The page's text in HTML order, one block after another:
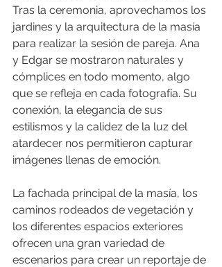
Tras la ceremonia, aprovechamos los
jardines y la arquitectura de la masía
para realizar la sesión de pareja. Ana
y Edgar se mostraron naturales y
cómplices en todo momento, algo
que se refleja en cada fotografía. Su
conexión, la elegancia de sus
estilismos y la calidez de la luz del
atardecer nos permitieron capturar
imágenes llenas de emoción.
La fachada principal de la masía, los
caminos rodeados de vegetación y
los diferentes espacios exteriores
ofrecen una gran variedad de
escenarios para crear un reportaje de